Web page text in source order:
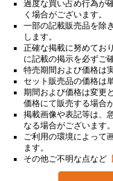
過度な買い占め行為が
く場合がございます。
一部の記載販売品を除
します。
正確な掲載に努めてお
に記載の掲示を必ずご
特売期間および価格は
セット販売品の価格は
期間および価格は変更
価格にて販売する場合
掲載画像や表記等は、
なる場合がございます。
ご利用の環境によって
ます。
その他ご不明な点など